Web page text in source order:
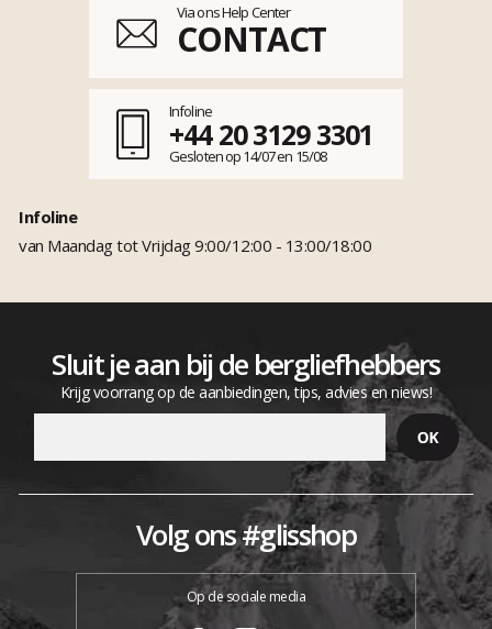
Via ons Help Center
CONTACT
Infoline
+44 20 3129 3301
Gesloten op 14/07 en 15/08
Infoline
van Maandag tot Vrijdag 9:00/12:00 - 13:00/18:00
Sluit je aan bij de bergliefhebbers
Krijg voorrang op de aanbiedingen, tips, advies en niews!
Volg ons #glisshop
Op de sociale media